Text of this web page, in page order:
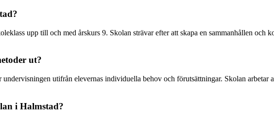
upp till och med årskurs 9. Skolan strävar efter att skapa en sammanhållen och
ut?
utifrån elevernas individuella behov och förutsättningar. Skolan
i Halmstad?